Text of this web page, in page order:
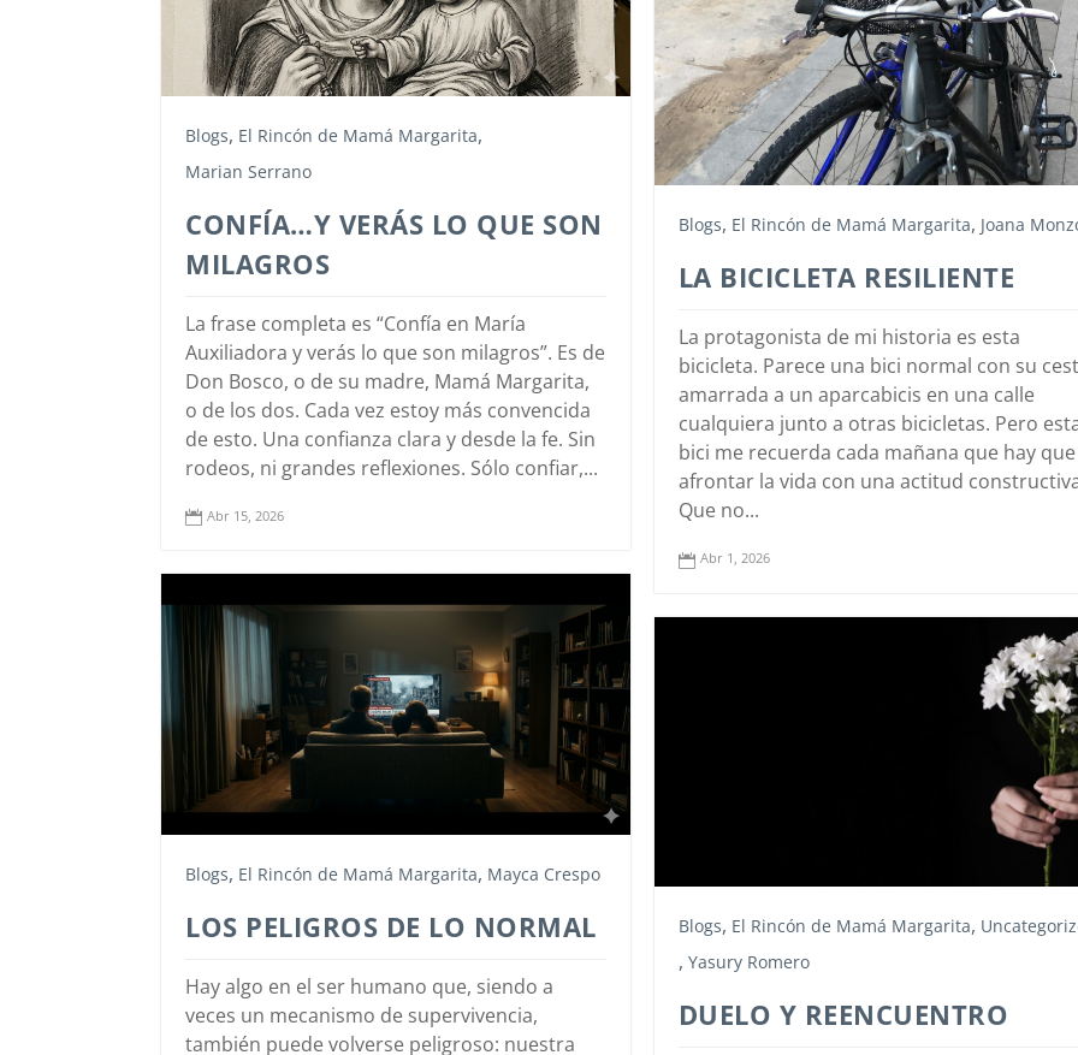
Blogs, El Rincón de Mamá Margarita,
Marian Serrano
CONFÍA…Y VERÁS LO QUE SON
MILAGROS
La frase completa es “Confía en María
Auxiliadora y verás lo que son milagros”. Es de
Don Bosco, o de su madre, Mamá Margarita,
o de los dos. Cada vez estoy más convencida
de esto. Una confianza clara y desde la fe. Sin
rodeos, ni grandes reflexiones. Sólo confiar,...
 Abr 15, 2026
Blogs, El Rincón de Mamá Margarita, Joana
LA BICICLETA RESILIENTE
La protagonista de mi historia es esta
bicicleta. Parece una bici normal con su
amarrada a un aparcabicis en una calle
cualquiera junto a otras bicicletas. Pero
bici me recuerda cada mañana que hay que
afrontar la vida con una actitud
Que no...
 Abr 1, 2026
Blogs, El Rincón de Mamá Margarita, Mayca Crespo
LOS PELIGROS DE LO NORMAL
Hay algo en el ser humano que, siendo a
veces un mecanismo de supervivencia,
también puede volverse peligroso: nuestra
Blogs, El Rincón de Mamá Margarita,
, Yasury Romero
DUELO Y REENCUENTRO